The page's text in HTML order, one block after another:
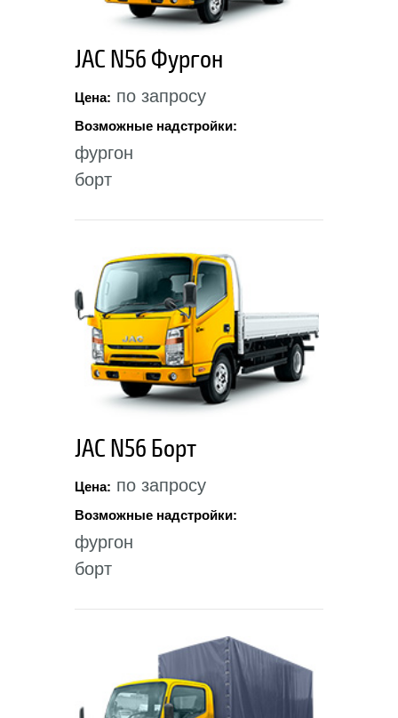
JAC N56 Фургон
Цена: по запросу
Возможные надстройки:
фургон
борт
JAC N56 Борт
Цена: по запросу
Возможные надстройки:
фургон
борт